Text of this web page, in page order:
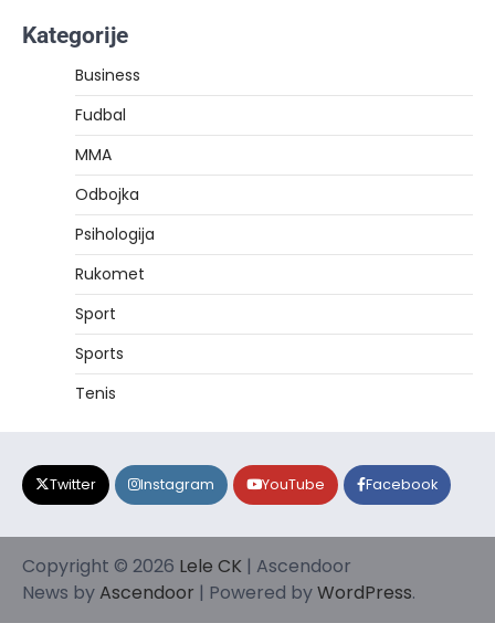
Kategorije
Business
Fudbal
MMA
Odbojka
Psihologija
Rukomet
Sport
Sports
Tenis
Twitter Instagram YouTube Facebook
Copyright © 2026 Lele CK | Ascendoor
News byAscendoor | Powered byWordPress.